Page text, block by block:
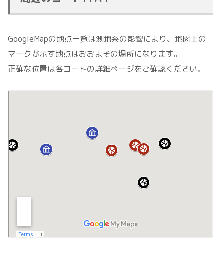
GoogleMapの地点一覧は測地系の影響により、地図上の
マークが示す地点はおおよその場所になります。
正確な位置は各コートの詳細ページをご確認ください。